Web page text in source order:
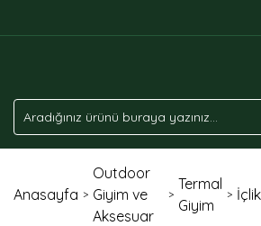
Anasayfa
Outdoor
Giyim ve
Aksesuar
Termal
Giyim